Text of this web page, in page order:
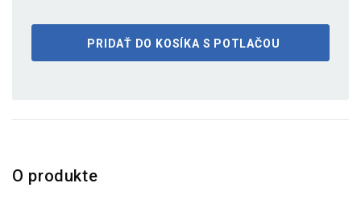
PRIDAŤ DO KOSÍKA S POTLAČOU
O produkte